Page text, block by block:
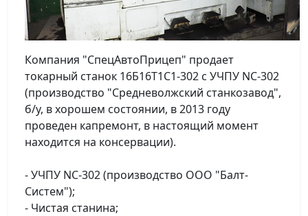
Компания "СпецАвтоПрицеп" продает
токарный станок 16Б16T1C1-302 с УЧПУ NC-302
(производство "Средневолжский станкозавод",
б/у, в хорошем состоянии, в 2013 году
проведен капремонт, в настоящий момент
находится на консервации).
- УЧПУ NC-302 (производство ООО "Балт-
Систем");
- Чистая станина;